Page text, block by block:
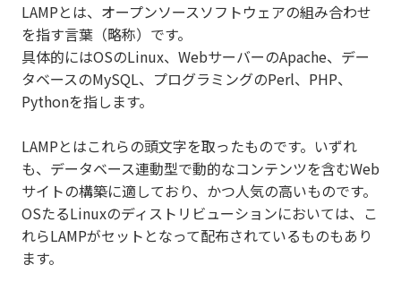
LAMPとは、オープンソースソフトウェアの組み合わせ
を指す言葉（略称）です。
具体的にはOSのLinux、WebサーバーのApache、デー
タベースのMySQL、プログラミングのPerl、PHP、
Pythonを指します。
LAMPとはこれらの頭文字を取ったものです。いずれ
も、データベース連動型で動的なコンテンツを含むWeb
サイトの構築に適しており、かつ人気の高いものです。
OSたるLinuxのディストリビューションにおいては、こ
れらLAMPがセットとなって配布されているものもあり
ます。